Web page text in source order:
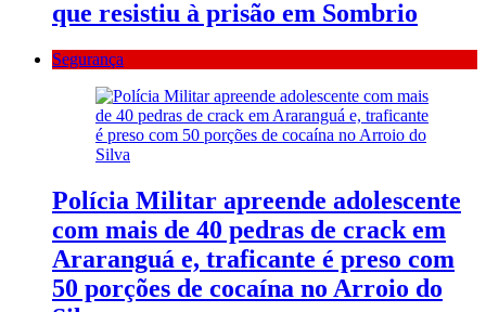
que resistiu à prisão em Sombrio
Segurança
Polícia Militar apreende adolescente
com mais de 40 pedras de crack em
Araranguá e, traficante é preso com
50 porções de cocaína no Arroio do